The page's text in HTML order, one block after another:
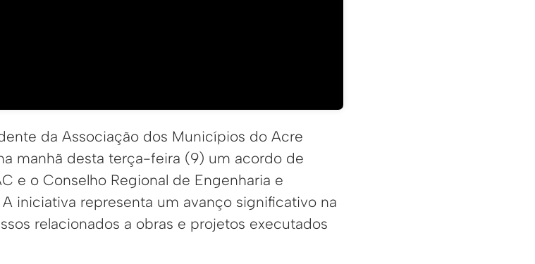
da Associação dos Municípios do Acre
manhã desta terça-feira (9) um acordo de
e o Conselho Regional de Engenharia e
iniciativa representa um avanço significativo na
relacionados a obras e projetos executados